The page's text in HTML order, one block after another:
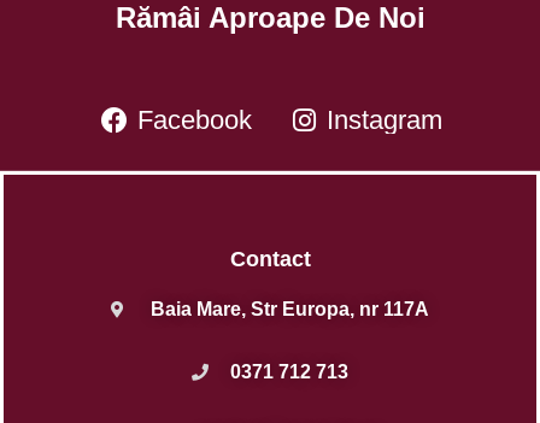
Rămâi Aproape De Noi
Facebook Instagram
Contact
Baia Mare, Str Europa, nr 117A
0371 712 713